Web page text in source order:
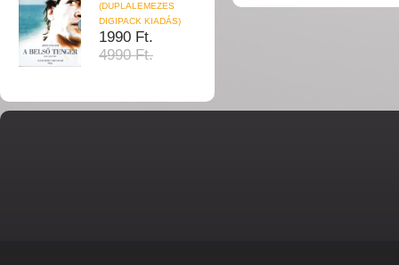
(DUPLALEMEZES
DIGIPACK KIADÁS)
1990 Ft.
4990 Ft.